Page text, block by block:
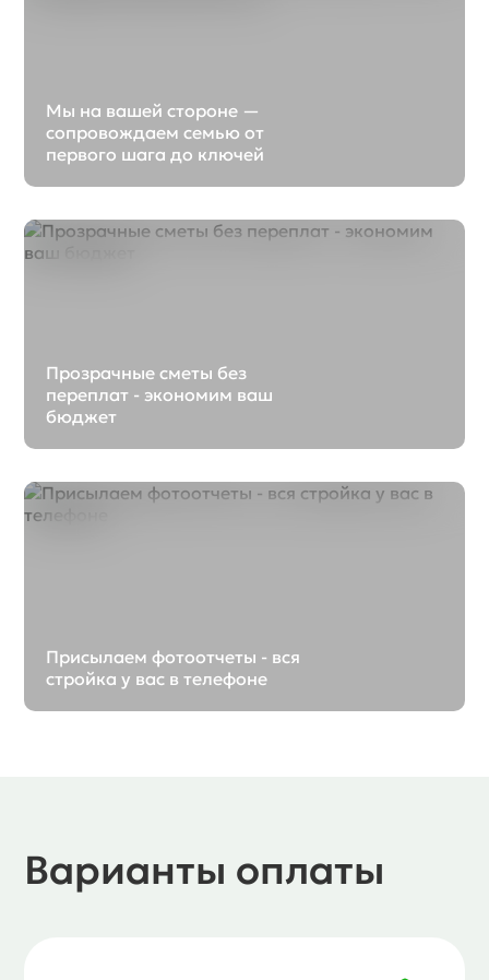
Мы на вашей стороне —
сопровождаем семью от
первого шага до ключей
Прозрачные сметы без
переплат - экономим ваш
бюджет
Присылаем фотоотчеты - вся
стройка у вас в телефоне
Варианты оплаты